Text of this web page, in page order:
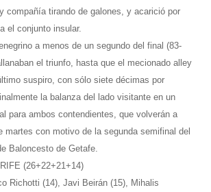
compañía tirando de galones, y acarició por
el conjunto insular.
a menos de un segundo del final (83-
el triunfo, hasta que el mecionado alley
suspiro, con sólo siete décimas por
la balanza del lado visitante en un
para ambos contendientes, que volverán a
martes con motivo de la segunda semifinal del
Baloncesto de Getafe.
(26+22+21+14)
Richotti (14), Javi Beirán (15), Mihalis